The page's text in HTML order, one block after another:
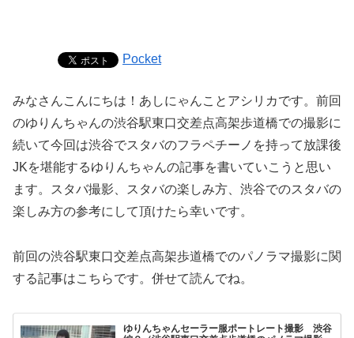
Pocket
みなさんこんにちは！あしにゃんことアシリカです。 前回
のゆりんちゃんの渋谷駅東口交差点高架歩道橋での撮影に
続いて今回は渋谷でスタバのフラペチーノを持って放課後
JKを堪能するゆりんちゃんの記事を書いていこうと思い
ます。
スタバ撮影、スタバの楽しみ方、渋谷でのスタバの
楽しみ方の参考にして頂けたら幸いです。
前回の渋谷駅東口交差点高架歩道橋でのパノラマ撮影に関
する記事はこちらです。併せて読んでね。
ゆりんちゃんセーラー服ポートレート撮影 渋谷